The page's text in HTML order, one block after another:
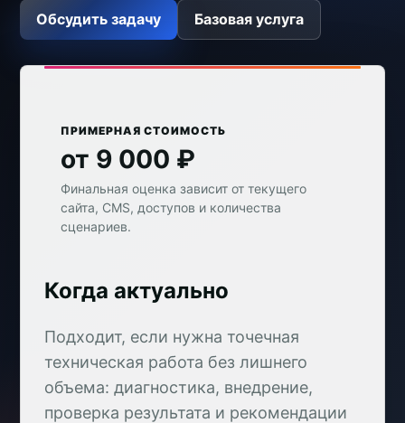
Обсудить задачу Базовая услуга
ПРИМЕРНАЯ СТОИМОСТЬ
от 9 000 ₽
Финальная оценка зависит от текущего
сайта, CMS, доступов и количества
сценариев.
Когда актуально
Подходит, если нужна точечная
техническая работа без лишнего
объема: диагностика, внедрение,
проверка результата и рекомендации